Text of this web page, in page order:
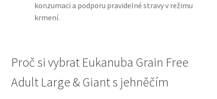
Pamlsky pro psy
Ortopedické pelíšky
Přepravky pro psy
konzumaci a podporu pravidelné stravy v režimu
krmení.
Proč si vybrat Eukanuba Grain Free
Adult Large & Giant s jehněčím